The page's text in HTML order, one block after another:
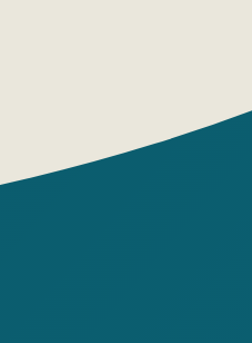
поэтических
парадоксы и
найдёшь!